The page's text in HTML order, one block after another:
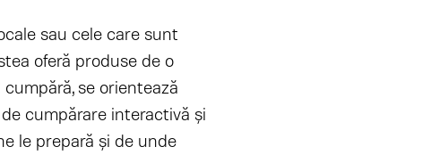
sau cele care sunt
oferă produse de o
se orientează
cumpărare interactivă şi
le prepară şi de unde